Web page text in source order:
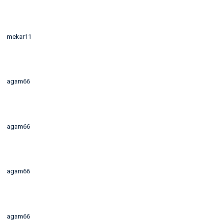
mekar11
agam66
agam66
agam66
agam66